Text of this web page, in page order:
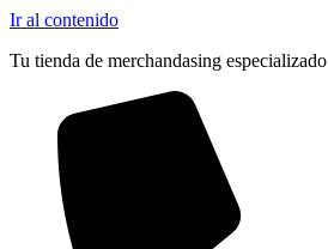
Ir al contenido
Tu tienda de merchandasing especializado